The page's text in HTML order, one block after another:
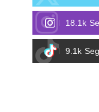
18.1k
9.1k